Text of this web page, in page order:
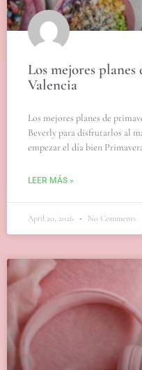
Los mejores
Valencia
Los mejores planes de
Beverly para disfrutarlos al
empezar el día bien
LEER MÁS »
April 20, 2026 No Comments